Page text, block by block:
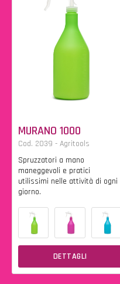
MURANO 1000
Cod. 2039 - Agritools
Spruzzatori a mano
maneggevoli e pratici
utilissimi nelle attività di ogni
giorno.
DETTAGLI